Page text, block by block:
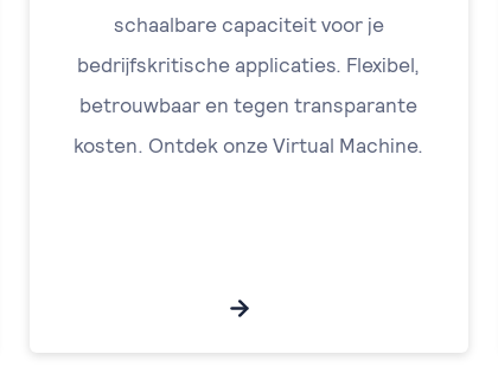
schaalbare capaciteit voor je
bedrijfskritische applicaties. Flexibel,
betrouwbaar en tegen transparante
kosten. Ontdek onze Virtual Machine.